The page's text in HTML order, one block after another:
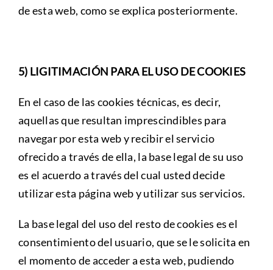
de esta web, como se explica posteriormente.
5) LIGITIMACIÓN PARA EL USO DE COOKIES
En el caso de las cookies técnicas, es decir,
aquellas que resultan imprescindibles para
navegar por esta web y recibir el servicio
ofrecido a través de ella, la base legal de su uso
es el acuerdo a través del cual usted decide
utilizar esta página web y utilizar sus servicios.
La base legal del uso del resto de cookies es el
consentimiento del usuario, que se le solicita en
el momento de acceder a esta web, pudiendo